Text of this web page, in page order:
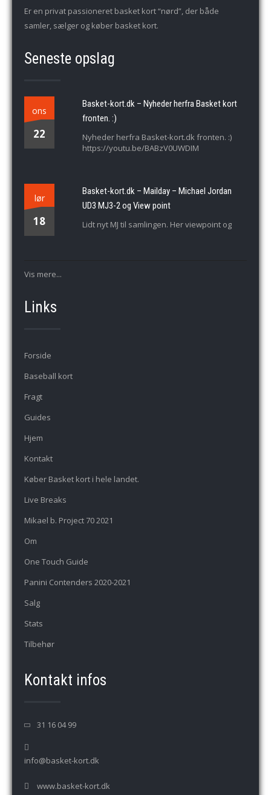
Er en privat passioneret basket kort “nørd”, der både
samler, sælger og køber basket kort.
Seneste opslag
ons
22
Basket-kort.dk – Nyheder herfra Basket kort
fronten. :)
Nyheder herfra Basket-kort.dk fronten. :)
https://youtu.be/BABzV0UWDIM
lør
18
Basket-kort.dk – Mailday – Michael Jordan
UD3 MJ3-2 og View point
Lidt nyt MJ til samlingen. Her viewpoint og
Vis mere...
Links
Forside
Baseball kort
Fragt
Guides
Hjem
Kontakt
Køber Basket kort i hele landet.
Live Breaks
Mikael b. Project 70 2021
Om
One Touch Guide
Panini Contenders 2020-2021
Salg
Stats
Tilbehør
Kontakt infos
31 16 04 99
info@basket-kort.dk
www.basket-kort.dk